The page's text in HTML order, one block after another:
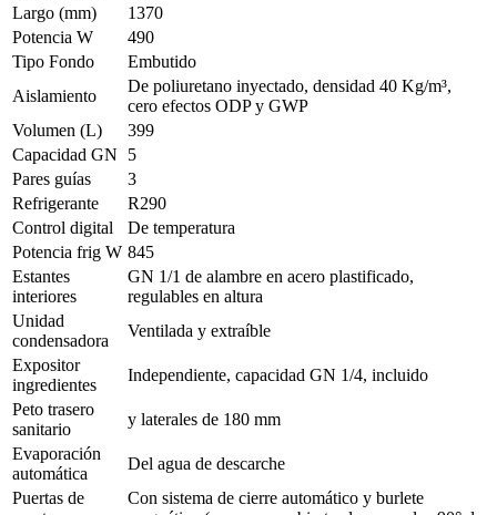
Largo (mm)
1370
Potencia W
490
Tipo Fondo
Embutido
Aislamiento
De poliuretano inyectado, densidad 40 Kg/m³,
cero efectos ODP y GWP
Volumen (L)
399
Capacidad GN
5
Pares guías
3
Refrigerante
R290
Control digital
De temperatura
Potencia frig W 845
Estantes
interiores
GN 1/1 de alambre en acero plastificado,
regulables en altura
Unidad
condensadora
Ventilada y extraíble
Expositor
ingredientes
Independiente, capacidad GN 1/4, incluido
Peto trasero
sanitario
y laterales de 180 mm
Evaporación
automática
Del agua de descarche
Puertas de
Con sistema de cierre automático y burlete